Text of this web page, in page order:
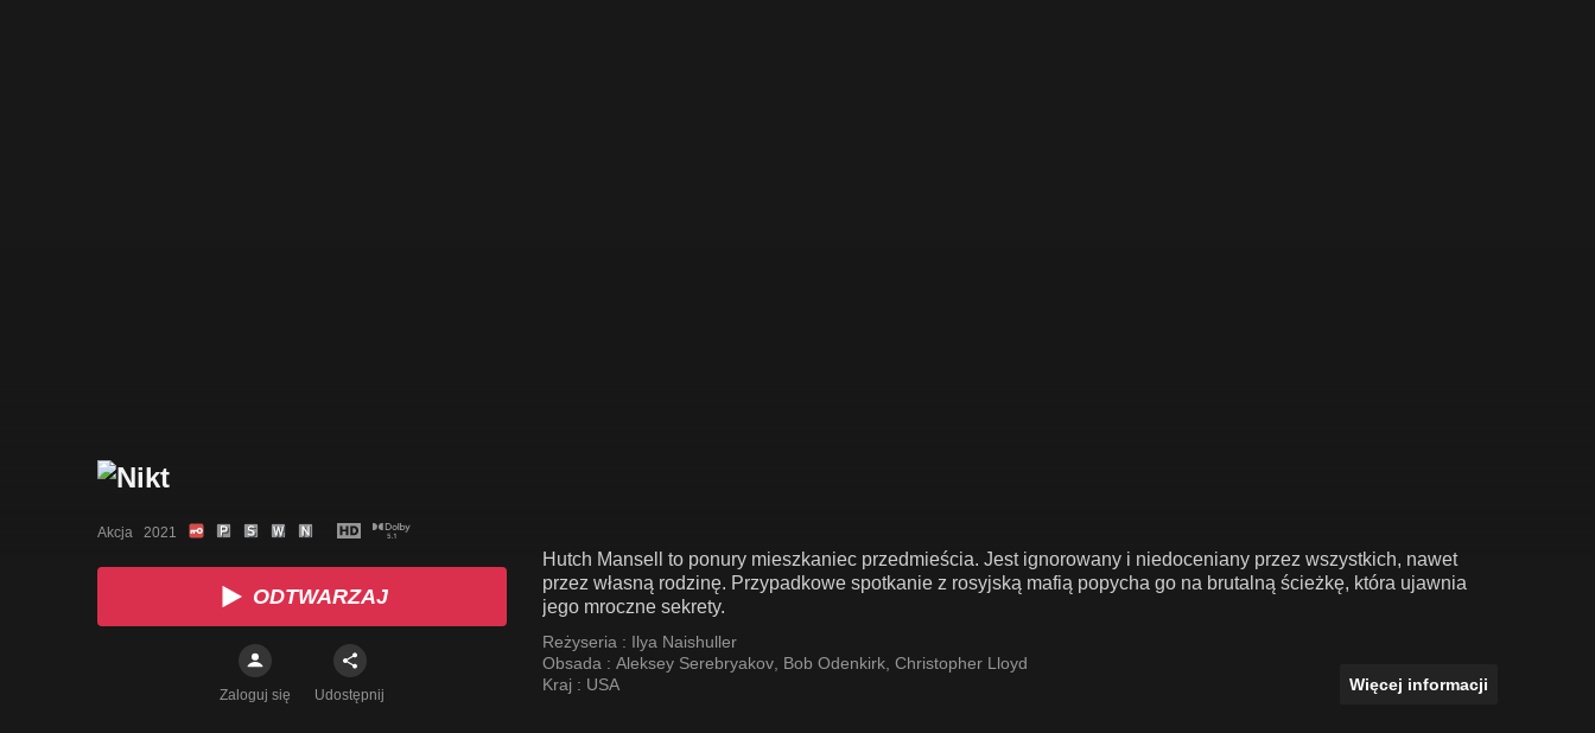
Akcja   2021
ODTWARZAJ
Zaloguj się Udostępnij
Hutch Mansell to ponury mieszkaniec przedmieścia. Jest ignorowany i niedoceniany przez wszystkich, nawet
przez własną rodzinę. Przypadkowe spotkanie z rosyjską mafią popycha go na brutalną ścieżkę, która ujawnia
jego mroczne sekrety.
Reżyseria : Ilya Naishuller
Obsada : Aleksey Serebryakov Bob Odenkirk Christopher Lloyd
Kraj : USA Więcej informacji